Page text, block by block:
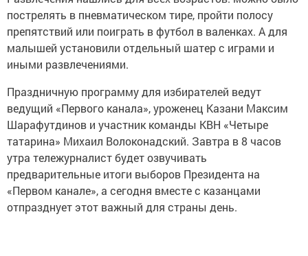
пострелять в пневматическом тире, пройти полосу
препятствий или поиграть в футбол в валенках. А для
малышей установили отдельный шатер с играми и
иными развлечениями.
Праздничную программу для избирателей ведут
ведущий «Первого канала», уроженец Казани Максим
Шарафутдинов и участник команды КВН «Четыре
татарина» Михаил Волоконадский. Завтра в 8 часов
утра тележурналист будет озвучивать
предварительные итоги выборов Президента на
«Первом канале», а сегодня вместе с казанцами
отпразднует этот важный для страны день.